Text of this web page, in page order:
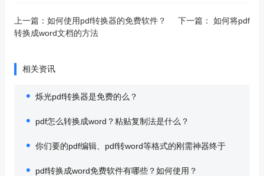
上一篇： 如何使用pdf转换器的免费软件？ 下一篇：
如何将pdf
转换成word文档的方法
相关资讯
烁光pdf转换器是免费的么？
pdf怎么转换成word？粘贴复制法是什么？
你们要的pdf编辑、pdf转word等格式的刚需神器终于
pdf转换成word免费软件有哪些？如何使用？